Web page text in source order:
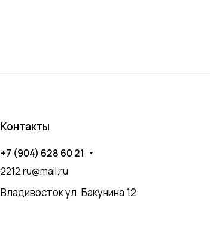
Контакты
+7 (904) 628 60 21
2212.ru@mail.ru
Владивосток ул. Бакунина 12